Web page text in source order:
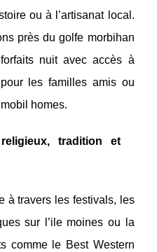
ou à l’artisanat local.
près du golfe morbihan
nuit avec accès à
les familles amis ou
homes.
tradition et
à travers les festivals, les
sur l’ile moines ou la
comme le Best Western